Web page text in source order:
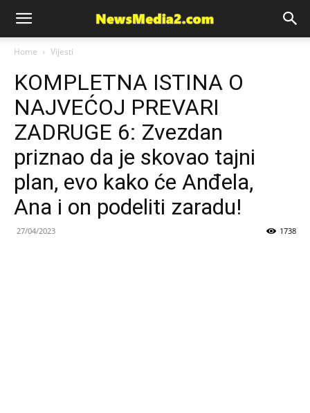
News
Media
Home Vijesti
KOMPLETNA ISTINA O
NAJVEĆOJ PREVARI
ZADRUGE 6: Zvezdan
priznao da je skovao tajni
plan, evo kako će Anđela,
Ana i on podeliti zaradu!
27/04/2023 1738